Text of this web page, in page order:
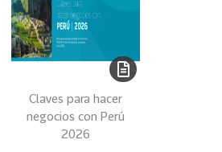
Claves para hacer
negocios con Perú
2026